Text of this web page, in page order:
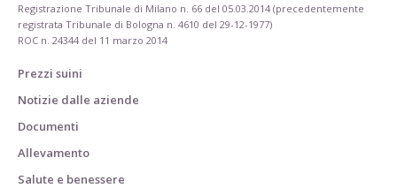
Registrazione Tribunale di Milano n. 66 del 05.03.2014 (precedentemente
registrata Tribunale di Bologna n. 4610 del 29-12-1977)
ROC n. 24344 del 11 marzo 2014
Prezzi suini
Notizie dalle aziende
Documenti
Allevamento
Salute e benessere